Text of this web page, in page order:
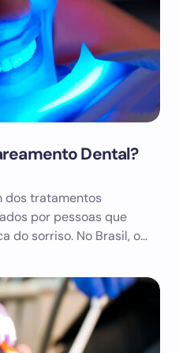
Dental?
dos tratamentos
por pessoas que
do sorriso. No Brasil, o…